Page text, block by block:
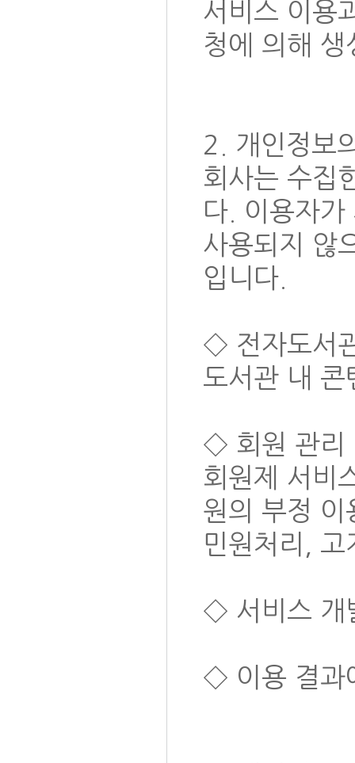
서비스 이용
청에 의해
2. 개인정보
회사는 수집
다. 이용자
사용되지 않
입니다.
◇ 전자도서
도서관 내 콘
◇ 회원 관리
회원제 서비
원의 부정 이
민원처리,
◇ 서비스 개
◇ 이용 결과